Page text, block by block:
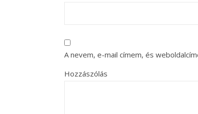
A nevem, e-mail címem, és
Hozzászólás